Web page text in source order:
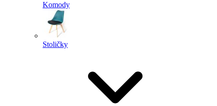
Komody
Stoličky